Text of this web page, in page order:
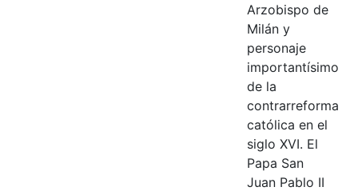
Arzobispo de
Milán y
personaje
importantísimo
de la
contrarreforma
católica en el
siglo XVI. El
Papa San
Juan Pablo II